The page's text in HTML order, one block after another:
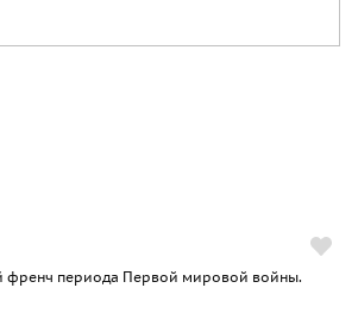
френч периода Первой мировой войны.